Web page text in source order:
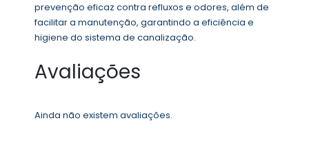
prevenção eficaz contra refluxos e odores, além de
facilitar a manutenção, garantindo a eficiência e
higiene do sistema de canalização.
Avaliações
Ainda não existem avaliações.